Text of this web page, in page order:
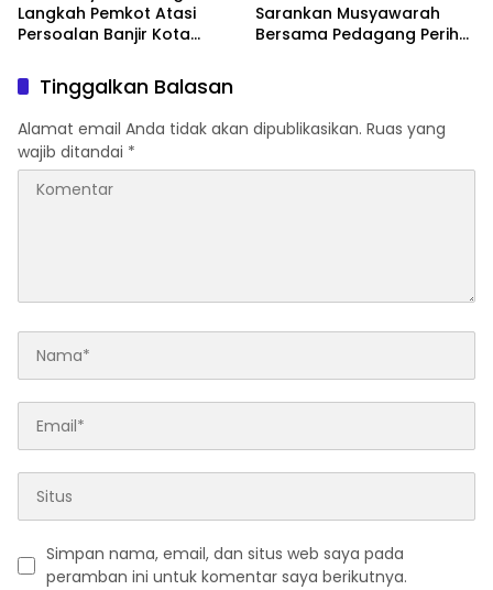
Langkah Pemkot Atasi
Persoalan Banjir Kota
Sarankan Musyawarah
Bersama Pedagang Perihal
Tinggalkan Balasan
Alamat email Anda tidak akan dipublikasikan. Ruas yang
wajib ditandai *
Simpan nama, email, dan situs web saya pada
peramban ini untuk komentar saya berikutnya.